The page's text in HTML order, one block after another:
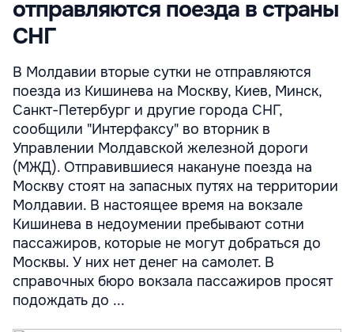
отправляются поезда в страны
СНГ
В Молдавии вторые сутки не отправляются
поезда из Кишинева на Москву, Киев, Минск,
Санкт-Петербург и другие города СНГ,
сообщили "Интерфаксу" во вторник в
Управлении Молдавской железной дороги
(МЖД). Отправившиеся накануне поезда на
Москву стоят на запасных путях на территории
Молдавии. В настоящее время на вокзале
Кишинева в недоумении пребывают сотни
пассажиров, которые не могут добраться до
Москвы. У них нет денег на самолет. В
справочных бюро вокзала пассажиров просят
подождать до ...